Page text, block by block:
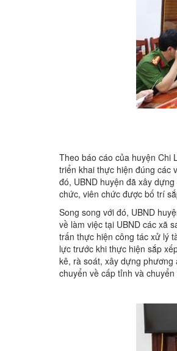
Theo báo cáo của huyện Chi
triển khai thực hiện đúng các
đó, UBND huyện đã xây
chức, viên chức được bố trí
Song song với đó, UBND
về làm việc tại UBND các xã
trấn thực hiện công tác xử lý
lực trước khi thực hiện sắp
kê, rà soát, xây dựng
chuyển về cấp tỉnh và chuyển